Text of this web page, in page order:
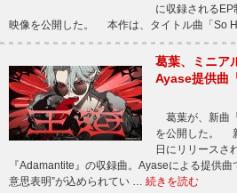
に収録される
映像を公開した。 本作は、タイトル曲「So
葛葉、ミニア
Ayase提供曲
葛葉が、新曲
を公開した。
日にリリースさ
『Adamantite』の収録曲。Ayaseによる提供曲
意思表明”が込められてい … 続きを読む